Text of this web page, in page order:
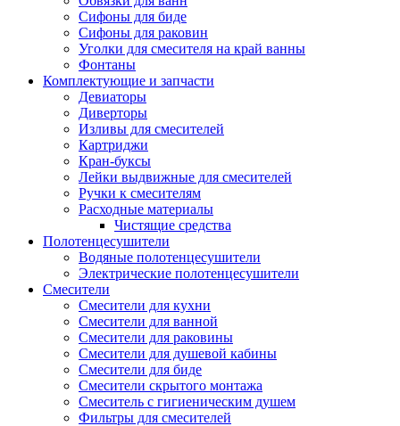
Сифоны для биде
Сифоны для раковин
Уголки для смесителя на край ванны
Фонтаны
Комплектующие и запчасти
Девиаторы
Диверторы
Изливы для смесителей
Картриджи
Кран-буксы
Лейки выдвижные для смесителей
Ручки к смесителям
Расходные материалы
Чистящие средства
Полотенцесушители
Водяные полотенцесушители
Электрические полотенцесушители
Смесители
Смесители для кухни
Смесители для ванной
Смесители для раковины
Смесители для душевой кабины
Смесители для биде
Смесители скрытого монтажа
Смеситель с гигиеническим душем
Фильтры для смесителей